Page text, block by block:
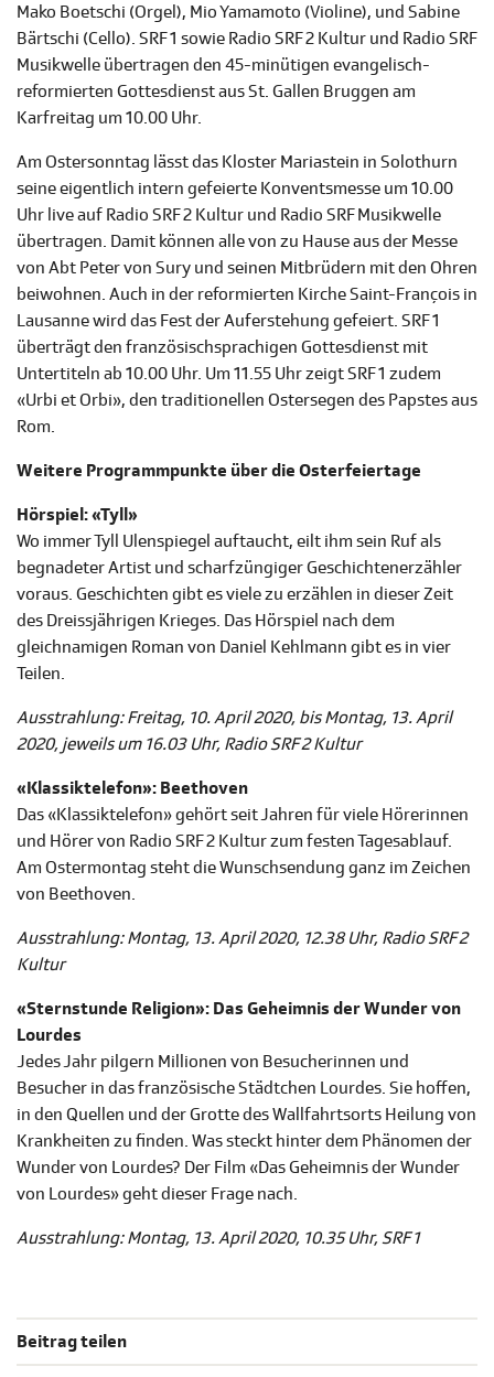
Mako Boetschi (Orgel), Mio Yamamoto (Violine), und Sabine
Bärtschi (Cello). SRF 1 sowie Radio SRF 2 Kultur und Radio SRF
Musikwelle übertragen den 45-minütigen evangelisch-
reformierten Gottesdienst aus St. Gallen Bruggen am
Karfreitag um 10.00 Uhr.
Am Ostersonntag lässt das Kloster Mariastein in Solothurn
seine eigentlich intern gefeierte Konventsmesse um 10.00
Uhr live auf Radio SRF 2 Kultur und Radio SRF Musikwelle
übertragen. Damit können alle von zu Hause aus der Messe
von Abt Peter von Sury und seinen Mitbrüdern mit den Ohren
beiwohnen. Auch in der reformierten Kirche Saint-François in
Lausanne wird das Fest der Auferstehung gefeiert. SRF 1
überträgt den französischsprachigen Gottesdienst mit
Untertiteln ab 10.00 Uhr. Um 11.55 Uhr zeigt SRF 1 zudem
«Urbi et Orbi», den traditionellen Ostersegen des Papstes aus
Rom.
Weitere Programmpunkte über die Osterfeiertage
Hörspiel: «Tyll»
Wo immer Tyll Ulenspiegel auftaucht, eilt ihm sein Ruf als
begnadeter Artist und scharfzüngiger Geschichtenerzähler
voraus. Geschichten gibt es viele zu erzählen in dieser Zeit
des Dreissjährigen Krieges. Das Hörspiel nach dem
gleichnamigen Roman von Daniel Kehlmann gibt es in vier
Teilen.
Ausstrahlung: Freitag, 10. April 2020, bis Montag, 13. April
2020, jeweils um 16.03 Uhr, Radio SRF 2 Kultur
«Klassiktelefon»: Beethoven
Das «Klassiktelefon» gehört seit Jahren für viele Hörerinnen
und Hörer von Radio SRF 2 Kultur zum festen Tagesablauf.
Am Ostermontag steht die Wunschsendung ganz im Zeichen
von Beethoven.
Ausstrahlung: Montag, 13. April 2020, 12.38 Uhr, Radio SRF 2
Kultur
«Sternstunde Religion»: Das Geheimnis der Wunder von
Lourdes
Jedes Jahr pilgern Millionen von Besucherinnen und
Besucher in das französische Städtchen Lourdes. Sie hoffen,
in den Quellen und der Grotte des Wallfahrtsorts Heilung von
Krankheiten zu finden. Was steckt hinter dem Phänomen der
Wunder von Lourdes? Der Film «Das Geheimnis der Wunder
von Lourdes» geht dieser Frage nach.
Ausstrahlung: Montag, 13. April 2020, 10.35 Uhr, SRF 1
Beitrag teilen